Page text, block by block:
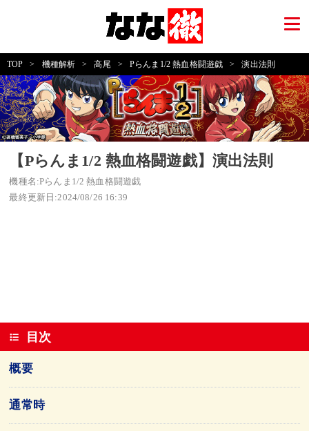
TOP > 機種解析 > 高尾 > Pらんま1/2 熱血格闘遊戯 > 演出法則
【Pらんま1/2 熱血格闘遊戯】演出法則
機種名:Pらんま1/2 熱血格闘遊戯
最終更新日:2024/08/26 16:39
目次
概要
通常時